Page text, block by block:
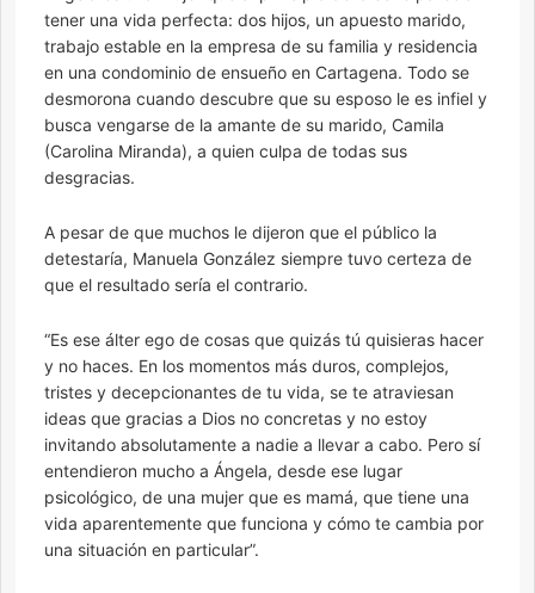
tener una vida perfecta: dos hijos, un apuesto marido,
trabajo estable en la empresa de su familia y residencia
en una condominio de ensueño en Cartagena. Todo se
desmorona cuando descubre que su esposo le es infiel y
busca vengarse de la amante de su marido, Camila
(Carolina Miranda), a quien culpa de todas sus
desgracias.
A pesar de que muchos le dijeron que el público la
detestaría, Manuela González siempre tuvo certeza de
que el resultado sería el contrario.
“Es ese álter ego de cosas que quizás tú quisieras hacer
y no haces. En los momentos más duros, complejos,
tristes y decepcionantes de tu vida, se te atraviesan
ideas que gracias a Dios no concretas y no estoy
invitando absolutamente a nadie a llevar a cabo. Pero sí
entendieron mucho a Ángela, desde ese lugar
psicológico, de una mujer que es mamá, que tiene una
vida aparentemente que funciona y cómo te cambia por
una situación en particular”.